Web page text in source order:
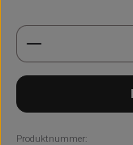
Produkt Anzahl:
Produktnummer: